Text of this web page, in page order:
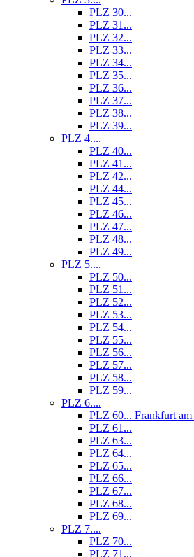
PLZ 30...
PLZ 31...
PLZ 32...
PLZ 33...
PLZ 34...
PLZ 35...
PLZ 36...
PLZ 37...
PLZ 38...
PLZ 39...
PLZ 4....
PLZ 40...
PLZ 41...
PLZ 42...
PLZ 44...
PLZ 45...
PLZ 46...
PLZ 47...
PLZ 48...
PLZ 49...
PLZ 5....
PLZ 50...
PLZ 51...
PLZ 52...
PLZ 53...
PLZ 54...
PLZ 55...
PLZ 56...
PLZ 57...
PLZ 58...
PLZ 59...
PLZ 6....
PLZ 60... Frankfurt
PLZ 61...
PLZ 63...
PLZ 64...
PLZ 65...
PLZ 66...
PLZ 67...
PLZ 68...
PLZ 69...
PLZ 7....
PLZ 70...
PLZ 71...